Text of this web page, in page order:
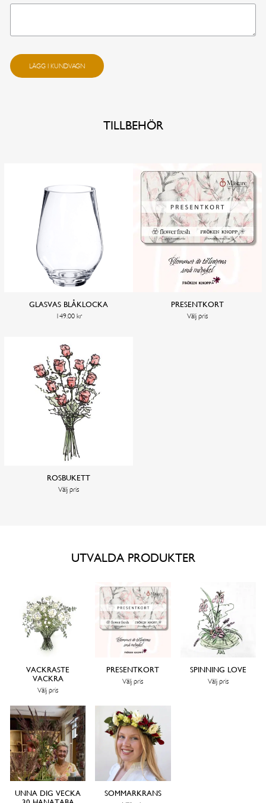
LÄGG I KUNDVAGN
TILLBEHÖR
GLASVAS BLÅKLOCKA
149.00 kr
PRESENTKORT
Välj pris
ROSBUKETT
Välj pris
UTVALDA PRODUKTER
VACKRASTE
VACKRA
Välj pris
PRESENTKORT
Välj pris
SPINNING LOVE
Välj pris
UNNA DIG VECKA
SOMMARKRANS
Önskad leveransdag
Annat datum